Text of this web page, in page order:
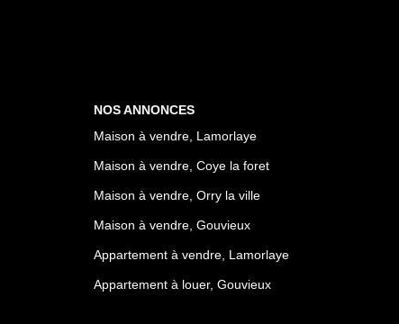
NOS ANNONCES
Maison à vendre, Lamorlaye
Maison à vendre, Coye la foret
Maison à vendre, Orry la ville
Maison à vendre, Gouvieux
Appartement à vendre, Lamorlaye
Appartement à louer, Gouvieux